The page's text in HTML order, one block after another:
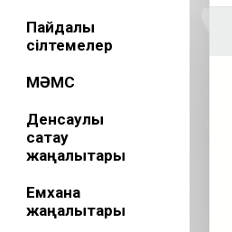
Пайдалы
сілтемелер
МӘМС
Денсаулық
сақтау
жаңалықтары
Емхана
жаңалықтары